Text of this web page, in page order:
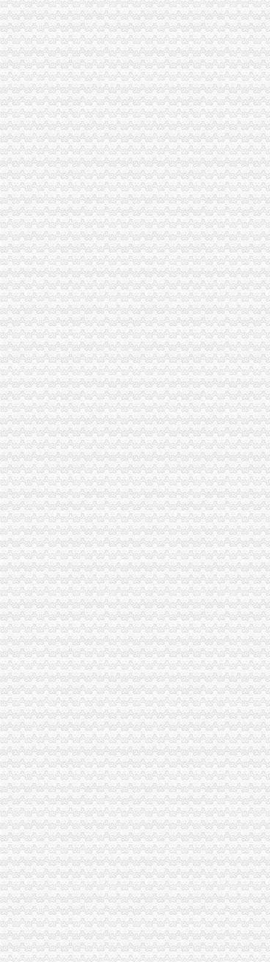
[年报]重庆路桥：2011年年度报告-[中财网]
关于横竖-重庆横竖房地产顾问有限公司
江岸区会计代账公司【2016企业税务详细流程请指点】-商务服务-信
资质代办设计施工一体化资质-78挂靠网
恒天天鹅股份有限公司关于控股股东拟协议转让公司部分股份公开征
重庆到荣成物流托运公司-货运部-濮网
鹏华丰尚券：更新招募说明书摘要（2017年11月）_基金频道_证券
瑶海区铜陵新村附近注册公司费用流程代账优惠找王晓猛-合肥58同城
桐君阁：关于召开公司2013年年度股东大会的通知_证券之星
代理记账、税务咨询、清理账-重庆渝中大坪公司注册-分类168信息网
重庆路桥（）公开发行2014年公司券（第二期）募集说明书_
包河区要素大市场附近注册公司流程及费用代账报税找姚-合肥58同城
回兴会计代账公司哪家好-商务服务-江日报
开发区高新企业代账流程-金泉网
招商银行--14渝中（）2016年付息公告
招商银行--渝开发（000514）2011年年度报告
：重庆百货2013年年报（修订版）_交易所公告_市场_中金在线
合肥吊销公司恢复合肥外贸企业代账流程
天津银龙预应力材料股份有限公司关于募集资金使用完毕及注销募集资
连云港代账流程及要求-中介代理-人民铁道网
僵尸车-搜百科
重庆渝中区重庆代帐公司工商行政管理的主要方法-直辖市重庆工商信息
重庆公司注册_重庆市代理记账_代办资质_[厂家、价格]_重庆博通财务
专利申请名录_2017专利申请企业黄页大全_商务联盟网
江夏区工商代办.注册公司执照代理.知名代账公司.流程